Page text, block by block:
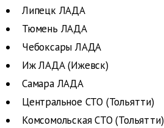
Липецк ЛАДА
Тюмень ЛАДА
Чебоксары ЛАДА
Иж ЛАДА (Ижевск)
Самара ЛАДА
Центральное СТО (Тольятти)
Комсомольская СТО (Тольятти)